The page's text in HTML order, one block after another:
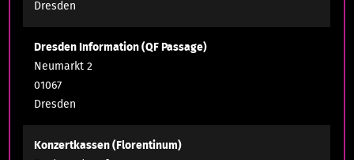
Dresden
Dresden Information (QF Passage)
Neumarkt 2
01067
Dresden
Konzertkassen (Florentinum)